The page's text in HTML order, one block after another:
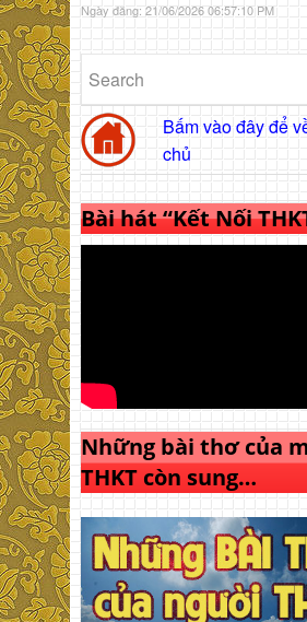
Ngày đăng: 21/06/2026 06:57:10 PM
Bấm vào đây để
chủ
Bài hát “Kết Nối
Những bài thơ của
THKT còn sung…